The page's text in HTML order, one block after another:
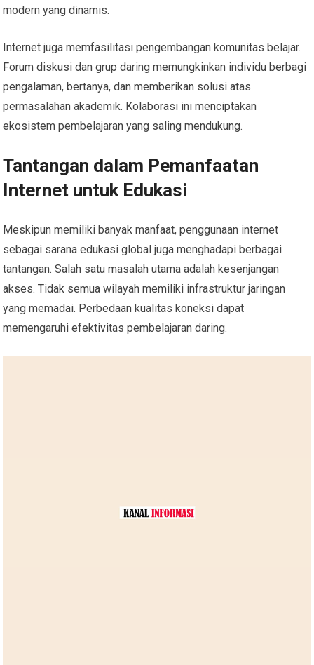
modern yang dinamis.
Internet juga memfasilitasi pengembangan komunitas belajar.
Forum diskusi dan grup daring memungkinkan individu berbagi
pengalaman, bertanya, dan memberikan solusi atas
permasalahan akademik. Kolaborasi ini menciptakan
ekosistem pembelajaran yang saling mendukung.
Tantangan dalam Pemanfaatan
Internet untuk Edukasi
Meskipun memiliki banyak manfaat, penggunaan internet
sebagai sarana edukasi global juga menghadapi berbagai
tantangan. Salah satu masalah utama adalah kesenjangan
akses. Tidak semua wilayah memiliki infrastruktur jaringan
yang memadai. Perbedaan kualitas koneksi dapat
memengaruhi efektivitas pembelajaran daring.